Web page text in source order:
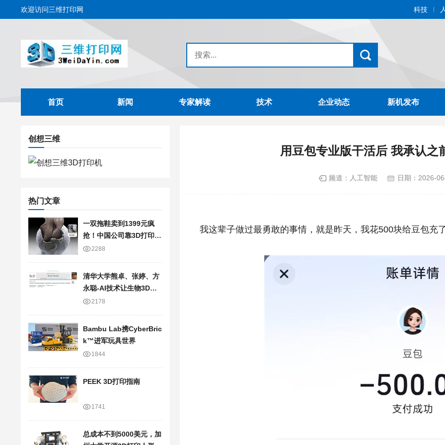
欢迎访问三维打印网 科技
首页 新闻 专家解读 技术 企业动态 新机发布
创想三维
热门文章
一双拖鞋卖到1399元疯
抢！中国公司靠3D打印技
术，半年狂卷20亿
2288
清华大学熊卓、张婷、方
永聪-AI技术让生物3D打
印走向临床应用
2178
Bambu Lab携Cyber​​Bric
k™进军玩具世界
1844
PEEK 3D打印指南
1741
总成本不到5000美元，加
用豆包专业版干活后 我承认之
频道： 人工智能 日期： 2026-
我这辈子做过最勇敢的事情，就是昨天，我花500块给豆包充